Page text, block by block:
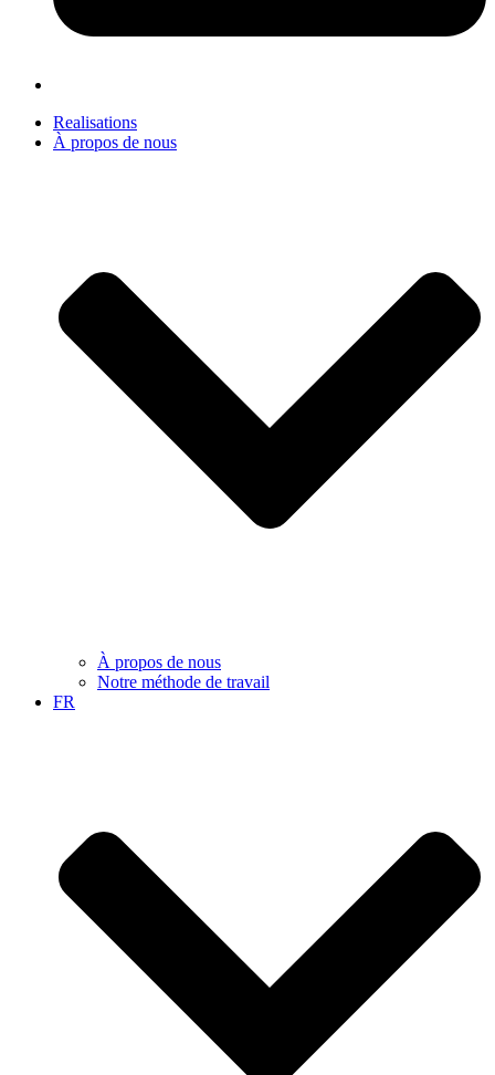
Realisations
À propos de nous
À propos de nous
Notre méthode de travail
FR